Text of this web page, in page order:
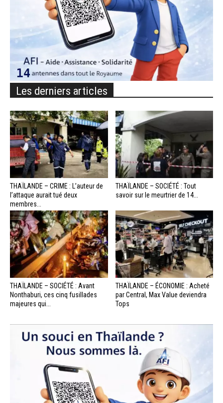
Les derniers articles
THAÏLANDE – CRIME : L’auteur de
l’attaque aurait tué deux
membres...
THAÏLANDE – SOCIÉTÉ : Tout
savoir sur le meurtrier de 14...
THAÏLANDE – SOCIÉTÉ : Avant
Nonthaburi, ces cinq fusillades
majeures qui...
THAÏLANDE – ÉCONOMIE : Acheté
par Central, Max Value deviendra
Tops